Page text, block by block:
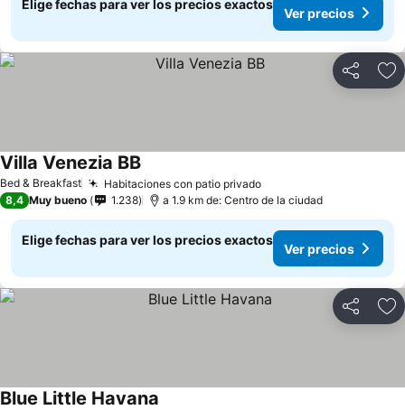
Elige fechas para ver los precios exactos
Ver precios
Compartir
Bed & Breakfast Habitaciones con patio privado
Villa Venezia BB
8,4 Muy bueno 1.238 a 1.9 km de: Centro de la ciudad
Elige fechas para ver los precios exactos
Ver precios
Compartir
Blue Little Havana